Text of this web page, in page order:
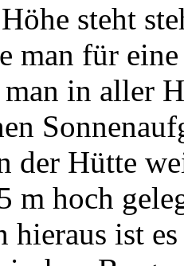
steht
man für
in aller
der Hütte
m hoch
hieraus ist